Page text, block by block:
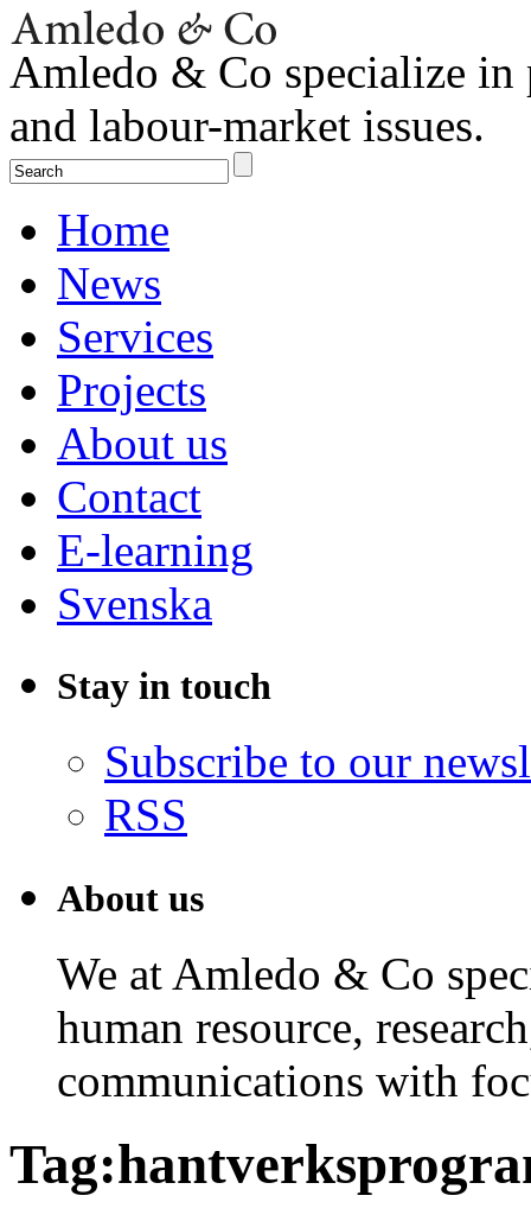
Amledo & Co specialize in
and labour-market issues.
Home
News
Services
Projects
About us
Contact
E-learning
Svenska
Stay in touch
Subscribe to our
RSS
About us
We at Amledo & Co
human resource,
communications with